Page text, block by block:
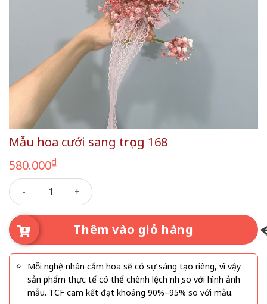
Mẫu hoa cưới sang trọng 168
580.000₫
Mẫu hoa cưới sang trọng 168 số lượng
Thêm vào giỏ hàng
Mỗi nghệ nhân cắm hoa sẽ có sự sáng tạo riêng, vì vậy
sản phẩm thực tế có thể chênh lệch nhẹ so với hình ảnh
mẫu. TCF cam kết đạt khoảng 90%–95% so với mẫu.